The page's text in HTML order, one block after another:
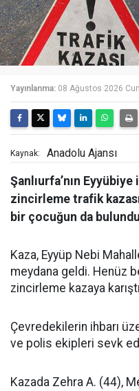
Yayınlanma: 08 Ağustos 2026
Kaynak: Anadolu Ajansı
Şanlıurfa’nın Eyyübiye
zincirleme trafik
bir çocuğun da
Kaza, Eyyüp Nebi
meydana geldi. Henüz
zincirleme kazaya
Çevredekilerin ihbarı
ve polis ekipleri sevk
Kazada Zehra A. (44),